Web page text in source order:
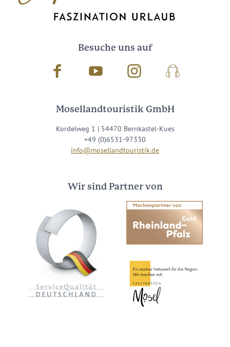
Besuche uns auf
Facebook Youtube InstagramPodcast
Mosellandtouristik GmbH
Kordelweg 1 | 54470 Bernkastel-Kues
+49 (0)6531-97330
info@mosellandtouristik.de
Wir sind Partner von